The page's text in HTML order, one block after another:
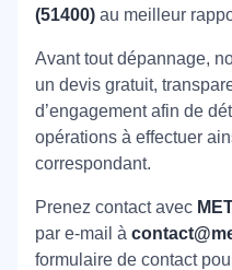
(51400) au meilleur
Avant tout dépannage,
un devis gratuit,
d’engagement afin de
opérations à effectuer
correspondant.
Prenez contact avec
par e-mail à
formulaire de contact